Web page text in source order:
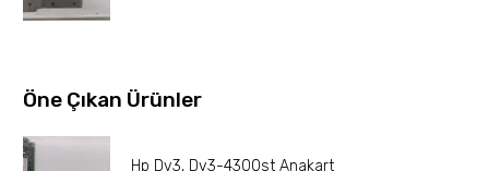
Öne Çıkan Ürünler
Hp Dv3, Dv3-4300st Anakart